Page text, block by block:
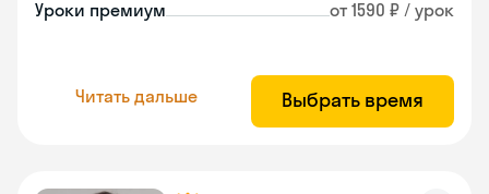
Уроки премиум от 1590 ₽ / урок
Читать дальше Выбрать время